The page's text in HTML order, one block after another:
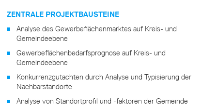
ZENTRALE PROJEKTBAUSTEINE
Analyse des Gewerbeflächenmarktes auf Kreis- und
Gemeindeebene
Gewerbeflächenbedarfsprognose auf Kreis- und
Gemeindeebene
Konkurrenzgutachten durch Analyse und Typisierung der
Nachbarstandorte
Analyse von Standortprofil und -faktoren der Gemeinde